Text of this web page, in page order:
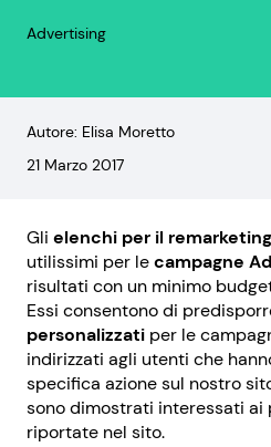
Advertising
Autore: Elisa Moretto
21 Marzo 2017
Gli elenchi per il remarketing
utilissimi per lecampagne
risultati con un minimo
Essi consentono di
personalizzati per le
indirizzati agli utenti che
specifica azione sul nostro
sono dimostrati interessati
riportate nel sito.